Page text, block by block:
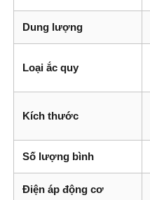
Dung lượng
Loại ắc quy
Kích thước
Số lượng bình
Điện áp động cơ